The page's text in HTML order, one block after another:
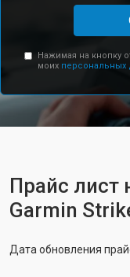
Нажимая на кнопку
моих персональных
Прайс лист
Garmin
Дата обновления